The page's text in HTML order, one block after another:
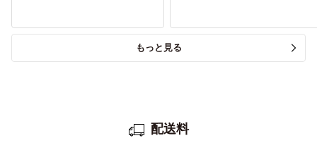
もっと見る
配送料